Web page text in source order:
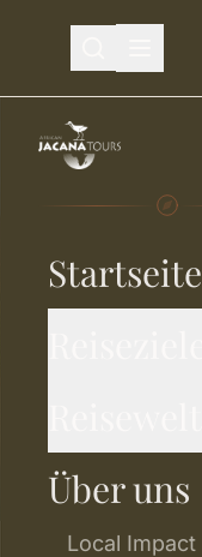
Startseite
Über uns
Local Impact